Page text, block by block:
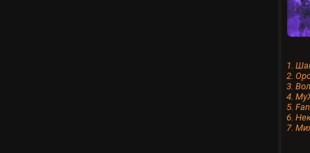
1.
2.
3.
4.
5.
6.
7.